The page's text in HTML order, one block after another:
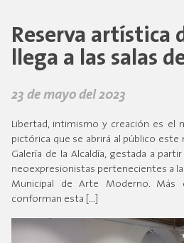
Reserva artística
llega a las salas
23 de mayo del 2023
Libertad, intimismo y creación es el
pictórica que se abrirá al público este
Galería de la Alcaldía, gestada a
neoexpresionistas pertenecientes a
Municipal de Arte Moderno. Más
conforman esta […]